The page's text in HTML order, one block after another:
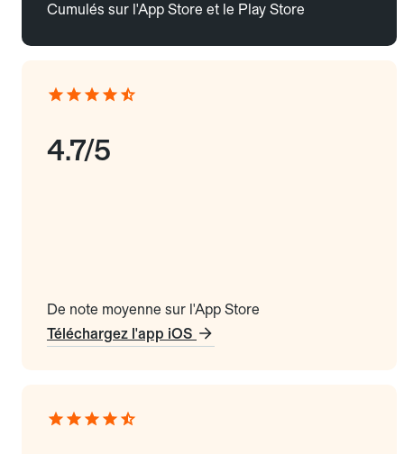
Cumulés sur l'App Store et le Play Store
4.7/5
De note moyenne sur l'App Store
Téléchargez l'app iOS